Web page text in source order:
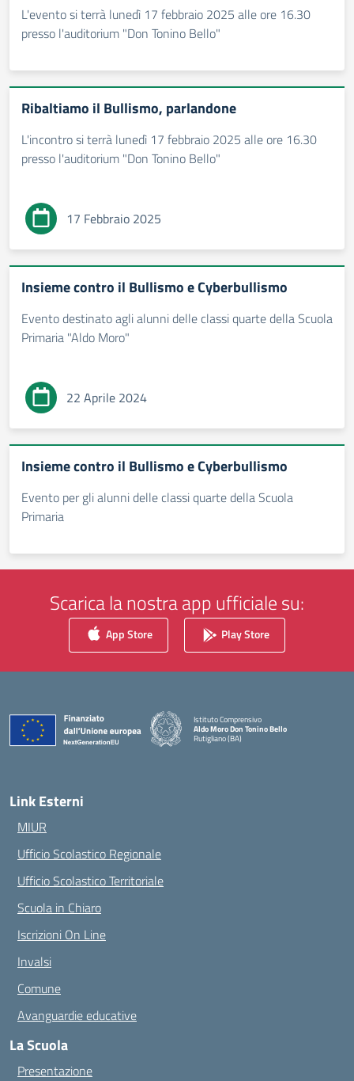
L'evento si terrà lunedì 17 febbraio 2025 alle ore 16.30
presso l'auditorium "Don Tonino Bello"
Ribaltiamo il Bullismo, parlandone
L'incontro si terrà lunedì 17 febbraio 2025 alle ore 16.30
presso l'auditorium "Don Tonino Bello"
17 Febbraio 2025
Insieme contro il Bullismo e Cyberbullismo
Evento destinato agli alunni delle classi quarte della Scuola
Primaria "Aldo Moro"
22 Aprile 2024
Insieme contro il Bullismo e Cyberbullismo
Evento per gli alunni delle classi quarte della Scuola
Primaria
Scarica la nostra app ufficiale su:
App Store Play Store
Istituto Comprensivo
Aldo Moro Don Tonino Bello
Rutigliano (BA)
— Visita la pagina iniziale della scuola
Link Esterni
MIUR
Ufficio Scolastico Regionale
Ufficio Scolastico Territoriale
Scuola in Chiaro
Iscrizioni On Line
Invalsi
Comune
Avanguardie educative
La Scuola
Presentazione